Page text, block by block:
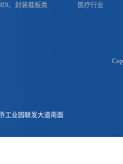
、封装载板类 医疗行业
工业园联发大道南面